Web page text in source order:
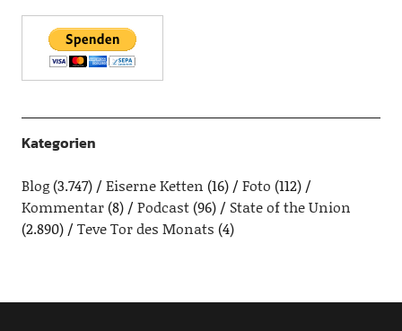
Kategorien
Blog(3.747) Eiserne Ketten (16) Foto (112)
Kommentar(8) Podcast(96)
State of the Union
(2.890)
Teve Tor des Monats (4)